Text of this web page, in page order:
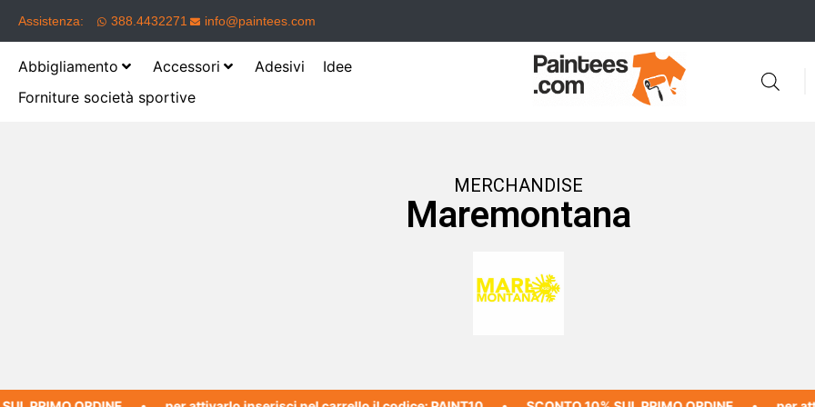
Assistenza: 388.4432271 info@paintees.com
Abbigliamento Accessori Adesivi
Idee
Forniture società sportive
MERCHANDISE
Maremontana